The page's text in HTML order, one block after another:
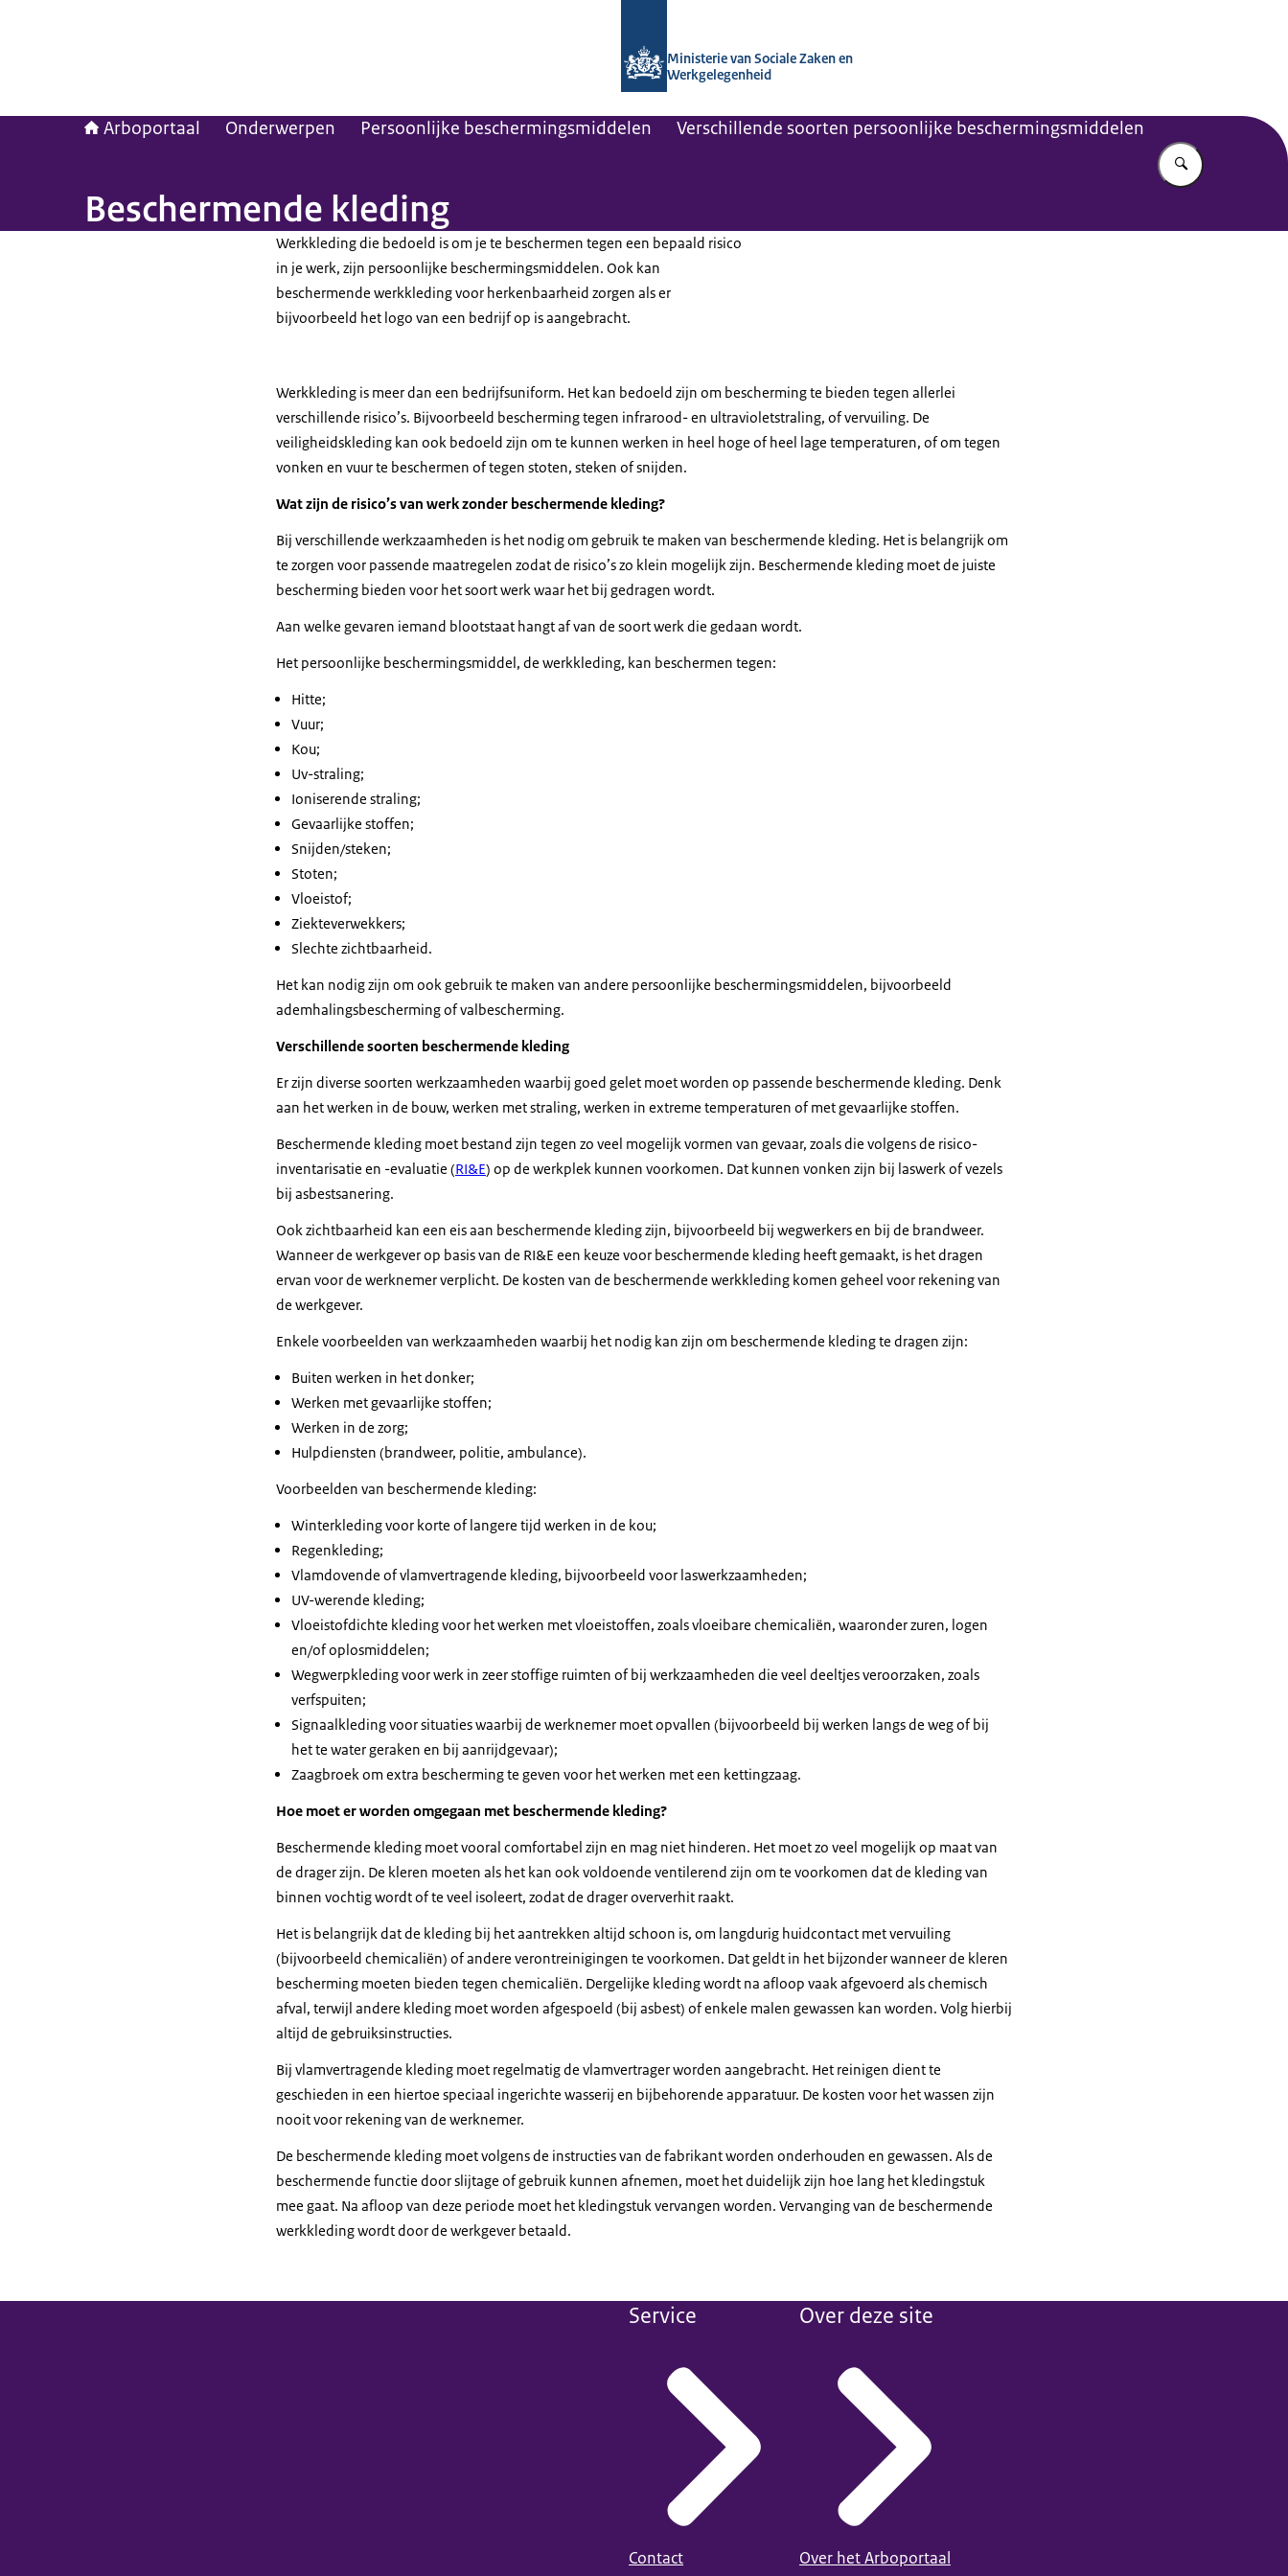
Ministerie van Sociale Zaken en
Werkgelegenheid
Arboportaal Onderwerpen Persoonlijke beschermingsmiddelen Verschillende soorten persoonlijke beschermingsmiddelen
Vul in wat u
Beschermende kleding
Werkkleding die bedoeld is om je te beschermen tegen een bepaald risico
in je werk, zijn persoonlijke beschermingsmiddelen. Ook kan
beschermende werkkleding voor herkenbaarheid zorgen als er
bijvoorbeeld het logo van een bedrijf op is aangebracht.
Werkkleding is meer dan een bedrijfsuniform. Het kan bedoeld zijn om bescherming te bieden tegen allerlei
verschillende risico’s. Bijvoorbeeld bescherming tegen infrarood- en ultravioletstraling, of vervuiling. De
veiligheidskleding kan ook bedoeld zijn om te kunnen werken in heel hoge of heel lage temperaturen, of om tegen
vonken en vuur te beschermen of tegen stoten, steken of snijden.
Wat zijn de risico’s van werk zonder beschermende kleding?
Bij verschillende werkzaamheden is het nodig om gebruik te maken van beschermende kleding. Het is belangrijk om
te zorgen voor passende maatregelen zodat de risico’s zo klein mogelijk zijn. Beschermende kleding moet de juiste
bescherming bieden voor het soort werk waar het bij gedragen wordt.
Aan welke gevaren iemand blootstaat hangt af van de soort werk die gedaan wordt.
Het persoonlijke beschermingsmiddel, de werkkleding, kan beschermen tegen:
Hitte;
Vuur;
Kou;
Uv-straling;
Ioniserende straling;
Gevaarlijke stoffen;
Snijden/steken;
Stoten;
Vloeistof;
Ziekteverwekkers;
Slechte zichtbaarheid.
Het kan nodig zijn om ook gebruik te maken van andere persoonlijke beschermingsmiddelen, bijvoorbeeld
ademhalingsbescherming of valbescherming.
Verschillende soorten beschermende kleding
Er zijn diverse soorten werkzaamheden waarbij goed gelet moet worden op passende beschermende kleding. Denk
aan het werken in de bouw, werken met straling, werken in extreme temperaturen of met gevaarlijke stoffen.
Beschermende kleding moet bestand zijn tegen zo veel mogelijk vormen van gevaar, zoals die volgens de risico-
inventarisatie en -evaluatie (RI&E) op de werkplek kunnen voorkomen. Dat kunnen vonken zijn bij laswerk of vezels
bij asbestsanering.
Ook zichtbaarheid kan een eis aan beschermende kleding zijn, bijvoorbeeld bij wegwerkers en bij de brandweer.
Wanneer de werkgever op basis van de RI&E een keuze voor beschermende kleding heeft gemaakt, is het dragen
ervan voor de werknemer verplicht. De kosten van de beschermende werkkleding komen geheel voor rekening van
de werkgever.
Enkele voorbeelden van werkzaamheden waarbij het nodig kan zijn om beschermende kleding te dragen zijn:
Buiten werken in het donker;
Werken met gevaarlijke stoffen;
Werken in de zorg;
Hulpdiensten (brandweer, politie, ambulance).
Voorbeelden van beschermende kleding:
Winterkleding voor korte of langere tijd werken in de kou;
Regenkleding;
Vlamdovende of vlamvertragende kleding, bijvoorbeeld voor laswerkzaamheden;
UV-werende kleding;
Vloeistofdichte kleding voor het werken met vloeistoffen, zoals vloeibare chemicaliën, waaronder zuren, logen
en/of oplosmiddelen;
Wegwerpkleding voor werk in zeer stoffige ruimten of bij werkzaamheden die veel deeltjes veroorzaken, zoals
verfspuiten;
Signaalkleding voor situaties waarbij de werknemer moet opvallen (bijvoorbeeld bij werken langs de weg of bij
het te water geraken en bij aanrijdgevaar);
Zaagbroek om extra bescherming te geven voor het werken met een kettingzaag.
Hoe moet er worden omgegaan met beschermende kleding?
Beschermende kleding moet vooral comfortabel zijn en mag niet hinderen. Het moet zo veel mogelijk op maat van
de drager zijn. De kleren moeten als het kan ook voldoende ventilerend zijn om te voorkomen dat de kleding van
binnen vochtig wordt of te veel isoleert, zodat de drager oververhit raakt.
Het is belangrijk dat de kleding bij het aantrekken altijd schoon is, om langdurig huidcontact met vervuiling
(bijvoorbeeld chemicaliën) of andere verontreinigingen te voorkomen. Dat geldt in het bijzonder wanneer de kleren
bescherming moeten bieden tegen chemicaliën. Dergelijke kleding wordt na afloop vaak afgevoerd als chemisch
afval, terwijl andere kleding moet worden afgespoeld (bij asbest) of enkele malen gewassen kan worden. Volg hierbij
altijd de gebruiksinstructies.
Bij vlamvertragende kleding moet regelmatig de vlamvertrager worden aangebracht. Het reinigen dient te
geschieden in een hiertoe speciaal ingerichte wasserij en bijbehorende apparatuur. De kosten voor het wassen zijn
nooit voor rekening van de werknemer.
De beschermende kleding moet volgens de instructies van de fabrikant worden onderhouden en gewassen. Als de
beschermende functie door slijtage of gebruik kunnen afnemen, moet het duidelijk zijn hoe lang het kledingstuk
mee gaat. Na afloop van deze periode moet het kledingstuk vervangen worden. Vervanging van de beschermende
werkkleding wordt door de werkgever betaald.
Service
Contact
Over deze site
Over het Arboportaal